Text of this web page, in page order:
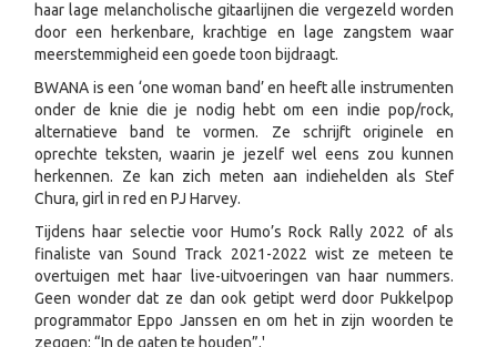
haar lage melancholische gitaarlijnen die vergezeld worden
door een herkenbare, krachtige en lage zangstem waar
meerstemmigheid een goede toon bijdraagt.
BWANA is een ‘one woman band’ en heeft alle instrumenten
onder de knie die je nodig hebt om een indie pop/rock,
alternatieve band te vormen. Ze schrijft originele en
oprechte teksten, waarin je jezelf wel eens zou kunnen
herkennen. Ze kan zich meten aan indiehelden als Stef
Chura, girl in red en PJ Harvey.
Tijdens haar selectie voor Humo’s Rock Rally 2022 of als
finaliste van Sound Track 2021-2022 wist ze meteen te
overtuigen met haar live-uitvoeringen van haar nummers.
Geen wonder dat ze dan ook getipt werd door Pukkelpop
programmator Eppo Janssen en om het in zijn woorden te
zeggen: “In de gaten te houden”.'